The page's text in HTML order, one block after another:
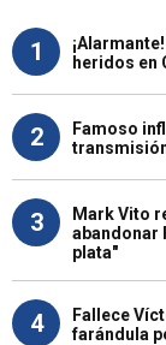
1
heridos en
2
Famoso
3
Mark Vito
abandonar
plata"
4
Fallece
farándula